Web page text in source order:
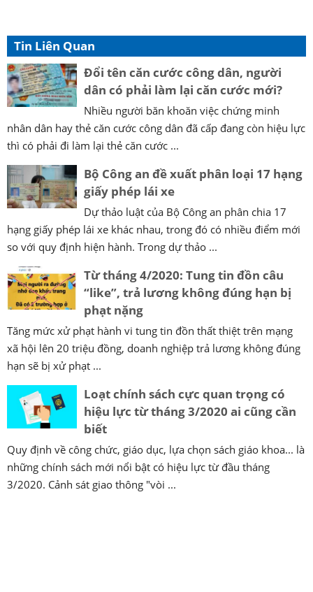
Tin Liên Quan
Đổi tên căn cước công dân, người
dân có phải làm lại căn cước mới?
Nhiều người băn khoăn việc chứng minh
nhân dân hay thẻ căn cước công dân đã cấp đang còn hiệu lực
thì có phải đi làm lại thẻ căn cước ...
Bộ Công an đề xuất phân loại 17 hạng
giấy phép lái xe
Dự thảo luật của Bộ Công an phân chia 17
hạng giấy phép lái xe khác nhau, trong đó có nhiều điểm mới
so với quy định hiện hành. Trong dự thảo ...
Từ tháng 4/2020: Tung tin đồn câu
“like”, trả lương không đúng hạn bị
phạt nặng
Tăng mức xử phạt hành vi tung tin đồn thất thiệt trên mạng
xã hội lên 20 triệu đồng, doanh nghiệp trả lương không đúng
hạn sẽ bị xử phạt ...
Loạt chính sách cực quan trọng có
hiệu lực từ tháng 3/2020 ai cũng cần
biết
Quy định về công chức, giáo dục, lựa chọn sách giáo khoa... là
những chính sách mới nổi bật có hiệu lực từ đầu tháng
3/2020. Cảnh sát giao thông "vòi ...